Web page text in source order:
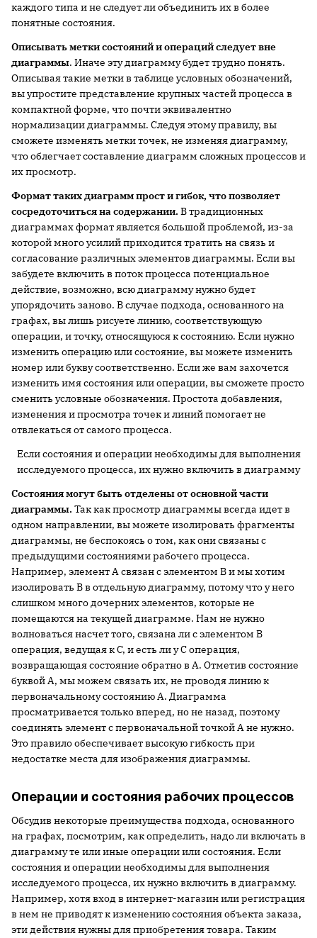
каждого типа и не следует ли объединить их в более
понятные состояния.
Описывать метки состояний и операций следует вне
диаграммы. Иначе эту диаграмму будет трудно понять.
Описывая такие метки в таблице условных обозначений,
вы упростите представление крупных частей процесса в
компактной форме, что почти эквивалентно
нормализации диаграммы. Следуя этому правилу, вы
сможете изменять метки точек, не изменяя диаграмму,
что облегчает составление диаграмм сложных процессов и
их просмотр.
Формат таких диаграмм прост и гибок, что позволяет
сосредоточиться на содержании. В традиционных
диаграммах формат является большой проблемой, из-за
которой много усилий приходится тратить на связь и
согласование различных элементов диаграммы. Если вы
забудете включить в поток процесса потенциальное
действие, возможно, всю диаграмму нужно будет
упорядочить заново. В случае подхода, основанного на
графах, вы лишь рисуете линию, соответствующую
операции, и точку, относящуюся к состоянию. Если нужно
изменить операцию или состояние, вы можете изменить
номер или букву соответственно. Если же вам захочется
изменить имя состояния или операции, вы сможете просто
сменить условные обозначения. Простота добавления,
изменения и просмотра точек и линий помогает не
отвлекаться от самого процесса.
Если состояния и операции необходимы для выполнения
исследуемого процесса, их нужно включить в диаграмму
Состояния могут быть отделены от основной части
диаграммы. Так как просмотр диаграммы всегда идет в
одном направлении, вы можете изолировать фрагменты
диаграммы, не беспокоясь о том, как они связаны с
предыдущими состояниями рабочего процесса.
Например, элемент A связан с элементом B и мы хотим
изолировать B в отдельную диаграмму, потому что у него
слишком много дочерних элементов, которые не
помещаются на текущей диаграмме. Нам не нужно
волноваться насчет того, связана ли с элементом B
операция, ведущая к C, и есть ли у C операция,
возвращающая состояние обратно в A. Отметив состояние
буквой A, мы можем связать их, не проводя линию к
первоначальному состоянию A. Диаграмма
просматривается только вперед, но не назад, поэтому
соединять элемент с первоначальной точкой A не нужно.
Это правило обеспечивает высокую гибкость при
недостатке места для изображения диаграммы.
Операции и состояния рабочих процессов
Обсудив некоторые преимущества подхода, основанного
на графах, посмотрим, как определить, надо ли включать в
диаграмму те или иные операции или состояния. Если
состояния и операции необходимы для выполнения
исследуемого процесса, их нужно включить в диаграмму.
Например, хотя вход в интернет-магазин или регистрация
в нем не приводят к изменению состояния объекта заказа,
эти действия нужны для приобретения товара. Таким